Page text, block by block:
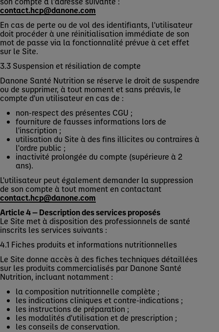
contact.hcp@danone.com
En cas de perte ou de vol des identifiants, l'utilisateur
doit procéder à une réinitialisation immédiate de son
mot de passe via la fonctionnalité prévue à cet effet
sur le Site.
3.3 Suspension et résiliation de compte
Danone Santé Nutrition se réserve le droit de suspendre
ou de supprimer, à tout moment et sans préavis, le
compte d'un utilisateur en cas de :
non-respect des présentes CGU ;
fourniture de fausses informations lors de
l'inscription ;
utilisation du Site à des fins illicites ou contraires à
l'ordre public ;
inactivité prolongée du compte (supérieure à 2
ans).
L'utilisateur peut également demander la suppression
de son compte à tout moment en contactant
contact.hcp@danone.com
Article 4 — Description des services proposés
Le Site met à disposition des professionnels de santé
inscrits les services suivants :
4.1 Fiches produits et informations nutritionnelles
Le Site donne accès à des fiches techniques détaillées
sur les produits commercialisés par Danone Santé
Nutrition, incluant notamment :
la composition nutritionnelle complète ;
les indications cliniques et contre-indications ;
les instructions de préparation ;
les modalités d'utilisation et de prescription ;
les conseils de conservation.